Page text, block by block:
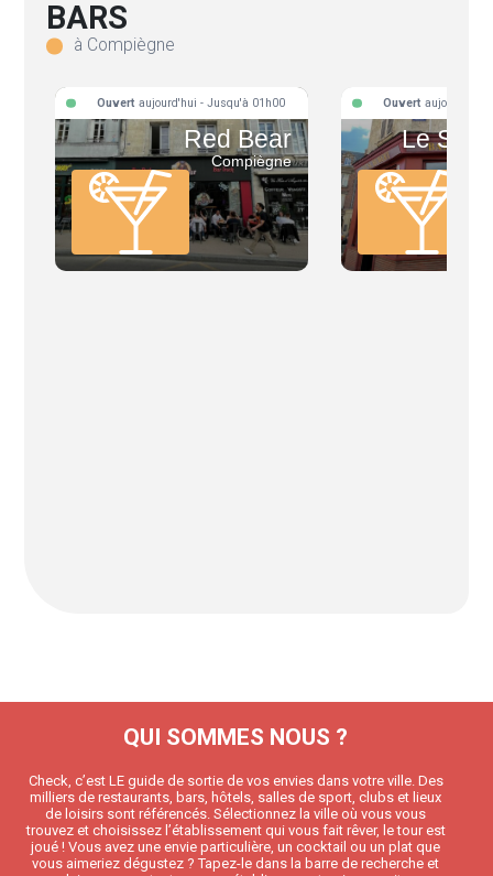
BARS
à Compiègne
Red Bear
Compiègne
Ouvert aujourd'hui - Jusqu'à 01h00
Le
Ouvert aujourd'hui
QUI SOMMES NOUS ?
Check, c’est LE guide de sortie de vos envies dans votre ville. Des
milliers de restaurants, bars, hôtels, salles de sport, clubs et lieux
de loisirs sont référencés. Sélectionnez la ville où vous vous
trouvez et choisissez l’établissement qui vous fait rêver, le tour est
joué ! Vous avez une envie particulière, un cocktail ou un plat que
vous aimeriez dégustez ? Tapez-le dans la barre de recherche et